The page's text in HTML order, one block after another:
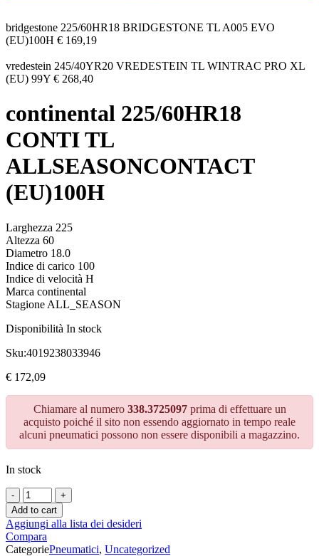
bridgestone 225/60HR18 BRIDGESTONE TL A005 EVO
(EU)100H € 169,19
vredestein 245/40YR20 VREDESTEIN TL WINTRAC PRO XL
(EU) 99Y € 268,40
continental 225/60HR18
CONTI TL
ALLSEASONCONTACT
(EU)100H
Larghezza 225
Altezza 60
Diametro 18.0
Indice di carico 100
Indice di velocità H
Marca continental
Stagione ALL_SEASON
Disponibilità In stock
Sku:4019238033946
€ 172,09
Chiamare al numero 338.3725097prima di effettuare un
acquisto poiché il sito non essendo aggiornato in tempo reale
alcuni pneumatici possono non essere disponibili a magazzino.
In stock
Add to cart
Aggiungi alla lista dei desideri
Compara
CategoriePneumatici, Uncategorized